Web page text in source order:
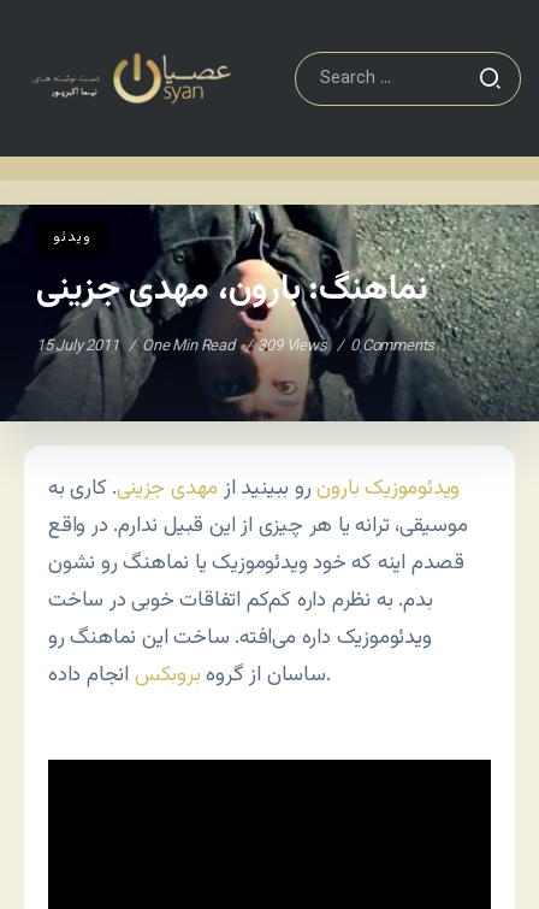
ویدئو
نماهنگ: بارون، مهدی جزینی
15 July 2011 One Min Read 309 Views 0 Comments
ویدئوموزیک بارونرو ببینید از مهدی جزینی. کاری به
موسیقی، ترانه یا هر چیزی از این قبیل ندارم. در واقع
قصدم اینه که خود ویدئوموزیک یا نماهنگ رو نشون
بدم. به نظرم داره کم‌کم اتفاقات خوبی در ساخت
ویدئوموزیک داره می‌افته. ساخت این نماهنگ رو
ساسان از گروهبروبکس انجام داده.